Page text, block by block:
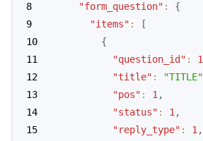
"form_question" :
{
"items" :
[
{
"question_id" : 1
"title" : "TITLE"
"pos" : 1 ,
"status" : 1 ,
"reply_type" : 1 ,